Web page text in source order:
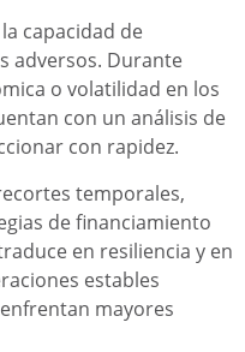
capacidad de
adversos. Durante
o volatilidad en los
con un análisis de
con rapidez.
temporales,
de financiamiento
en resiliencia y en
estables
mayores